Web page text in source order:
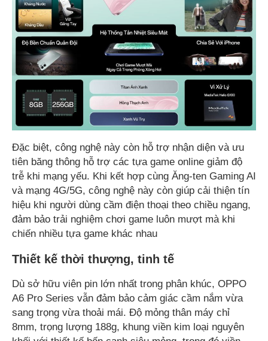
Đặc biệt, công nghệ này còn hỗ trợ nhận diện và ưu
tiên băng thông hỗ trợ các tựa game online giảm độ
trễ khi mạng yếu. Khi kết hợp cùng Ăng-ten Gaming AI
và mạng 4G/5G, công nghệ này còn giúp cải thiện tín
hiệu khi người dùng cầm điện thoại theo chiều ngang,
đảm bảo trải nghiệm chơi game luôn mượt mà khi
chiến nhiều tựa game khác nhau
Thiết kế thời thượng, tinh tế
Dù sở hữu viên pin lớn nhất trong phân khúc, OPPO
A6 Pro Series vẫn đảm bảo cảm giác cầm nắm vừa
sang trọng vừa thoải mái. Độ mỏng thân máy chỉ
8mm, trọng lượng 188g, khung viền kim loại nguyên